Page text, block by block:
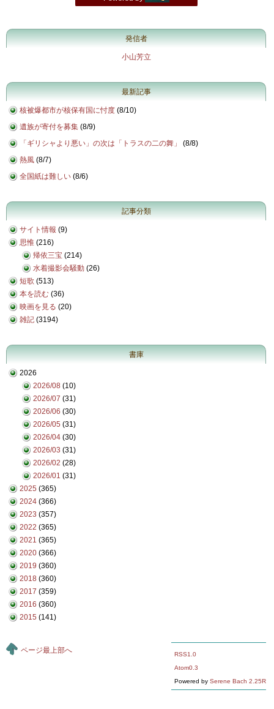
発信者
小山芳立
最新記事
核被爆都市が核保有国に忖度 (8/10)
遺族が寄付を募集 (8/9)
「ギリシャより悪い」の次は「トラスの二の舞」
(8/8)
熱風 (8/7)
全国紙は難しい (8/6)
記事分類
サイト情報 (9)
思惟 (216)
帰依三宝 (214)
水着撮影会騒動 (26)
短歌 (513)
本を読む (36)
映画を見る (20)
雑記 (3194)
書庫
2026
2026/08 (10)
2026/07 (31)
2026/06 (30)
2026/05 (31)
2026/04 (30)
2026/03 (31)
2026/02 (28)
2026/01 (31)
2025 (365)
2024 (366)
2023 (357)
2022 (365)
2021 (365)
2020 (366)
2019 (360)
2018 (360)
2017 (359)
2016 (360)
2015 (141)
RSS1.0
Atom0.3
Powered by Serene Bach 2.25R
ページ最上部へ